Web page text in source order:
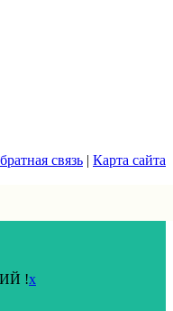
связь | Карта сайта
!x